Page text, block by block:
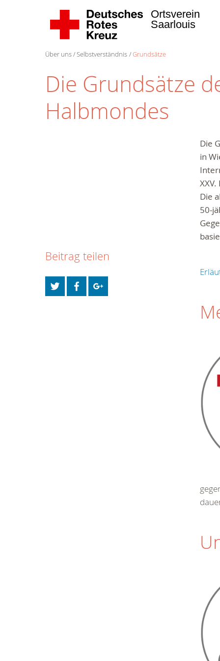
Ortsverein
Saarlouis
Über uns Selbstverständnis Grundsätze
Die Grundsätze
Halbmondes
Die
in
Die
50-
Beitrag teilen